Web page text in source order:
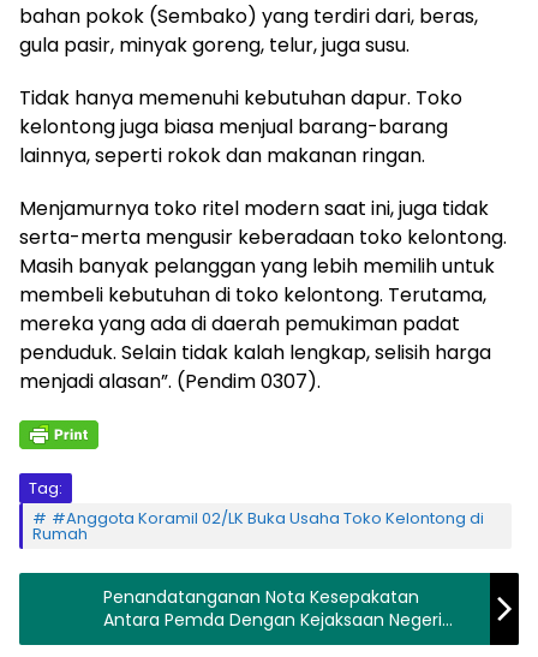
bahan pokok (Sembako) yang terdiri dari, beras,
gula pasir, minyak goreng, telur, juga susu.
Tidak hanya memenuhi kebutuhan dapur. Toko
kelontong juga biasa menjual barang-barang
lainnya, seperti rokok dan makanan ringan.
Menjamurnya toko ritel modern saat ini, juga tidak
serta-merta mengusir keberadaan toko kelontong.
Masih banyak pelanggan yang lebih memilih untuk
membeli kebutuhan di toko kelontong. Terutama,
mereka yang ada di daerah pemukiman padat
penduduk. Selain tidak kalah lengkap, selisih harga
menjadi alasan”. (Pendim 0307).
Tag:
#Anggota Koramil 02/LK Buka Usaha Toko Kelontong di
Rumah
Penandatanganan Nota Kesepakatan
Antara Pemda Dengan Kejaksaan Negeri
Tanah Datar